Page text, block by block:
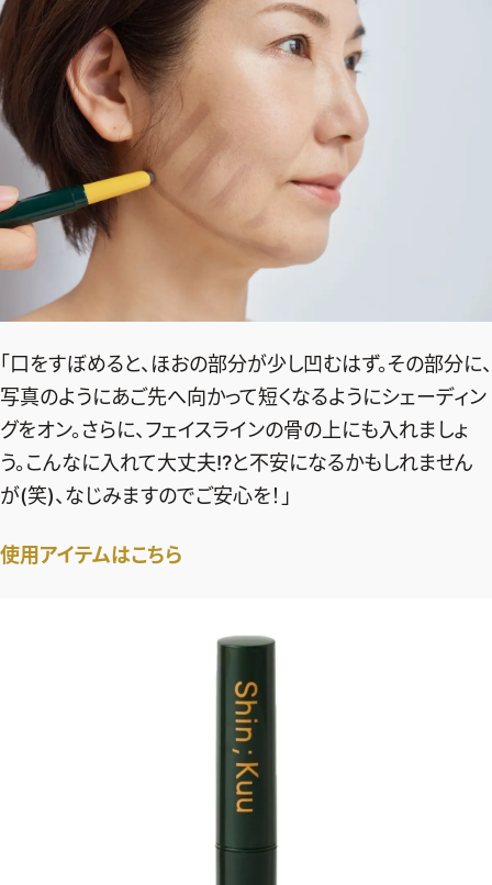
「口をすぼめると、ほおの部分が少し凹むはず。その部分に、
写真のようにあご先へ向かって短くなるようにシェーディン
グをオン。さらに、フェイスラインの骨の上にも入れましょ
う。こんなに入れて大丈夫!?と不安になるかもしれません
が(笑)、なじみますのでご安心を！」
使用アイテムはこちら